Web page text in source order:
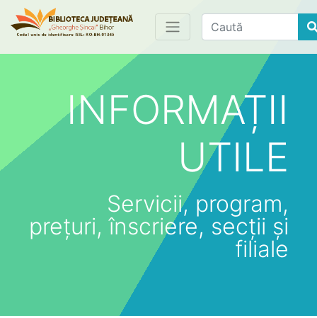
Find
INFORMAȚII
UTILE
Servicii, program,
prețuri, înscriere, secții și
filiale